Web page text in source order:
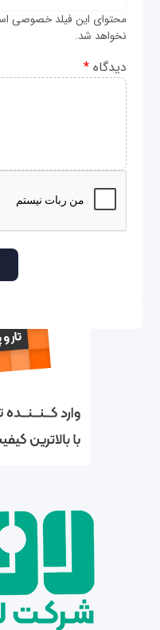
محتوای این فیلد خصوصی
نخواهد شد.
دیدگاه*